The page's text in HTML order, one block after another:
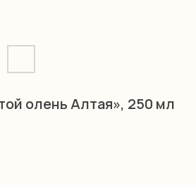
олень Алтая», 250 мл